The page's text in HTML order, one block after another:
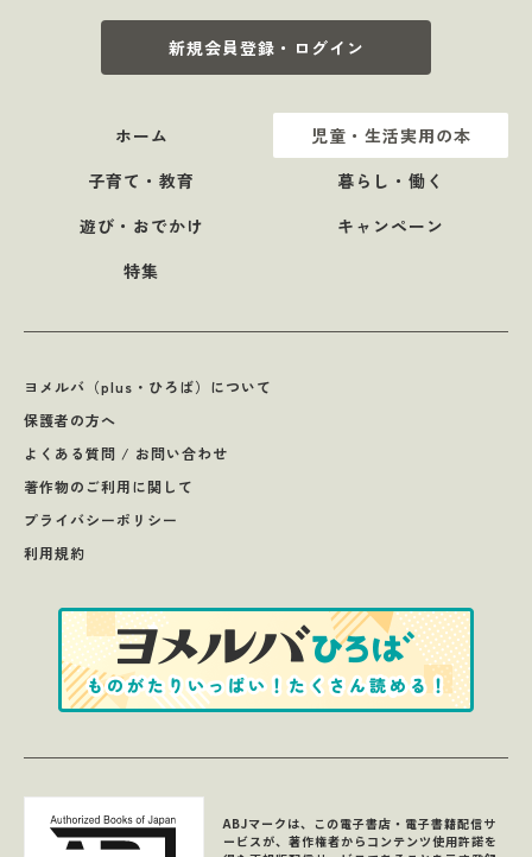
新規会員登録・ログイン
ホーム
児童・生活実用の本
子育て・教育
暮らし・働く
遊び・おでかけ
キャンペーン
特集
ヨメルバ（plus・ひろば）について
保護者の方へ
よくある質問 / お問い合わせ
著作物のご利用に関して
プライバシーポリシー
利用規約
ABJマークは、この電子書店・電子書籍配信サ
ービスが、著作権者からコンテンツ使用許諾を